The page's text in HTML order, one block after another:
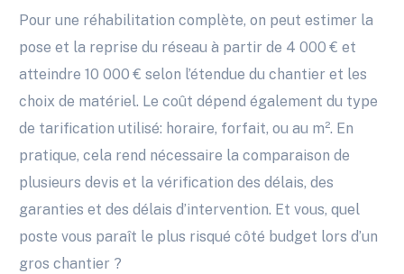
Pour une réhabilitation complète, on peut estimer la
pose et la reprise du réseau à partir de 4 000 € et
atteindre 10 000 € selon l’étendue du chantier et les
choix de matériel. Le coût dépend également du type
de tarification utilisé: horaire, forfait, ou au m². En
pratique, cela rend nécessaire la comparaison de
plusieurs devis et la vérification des délais, des
garanties et des délais d’intervention. Et vous, quel
poste vous paraît le plus risqué côté budget lors d’un
gros chantier ?